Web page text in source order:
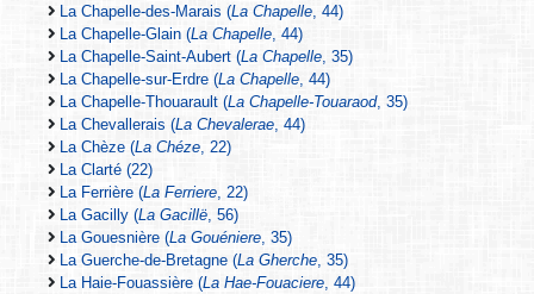
La Chapelle-des-Marais (La Chapelle, 44)
La Chapelle-Glain (La Chapelle, 44)
La Chapelle-Saint-Aubert (La Chapelle, 35)
La Chapelle-sur-Erdre (La Chapelle, 44)
La Chapelle-Thouarault (La Chapelle-Touaraod, 35)
La Chevallerais (La Chevalerae, 44)
La Chèze (La Chéze, 22)
La Clarté (22)
La Ferrière (La Ferriere, 22)
La Gacilly (La Gacillë, 56)
La Gouesnière (La Gouéniere, 35)
La Guerche-de-Bretagne (La Gherche, 35)
La Haie-Fouassière (La Hae-Fouaciere, 44)